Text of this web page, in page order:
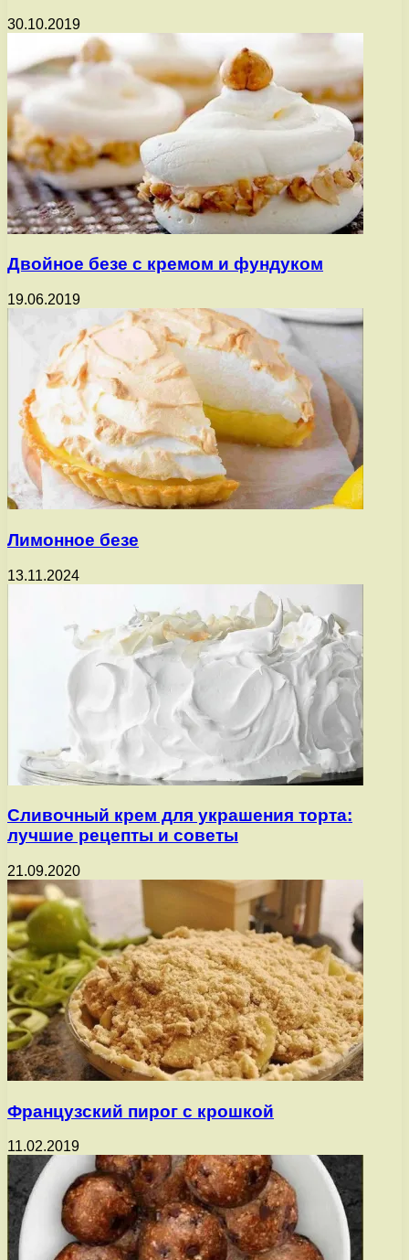
30.10.2019
Двойное безе с кремом и фундуком
19.06.2019
Лимонное безе
13.11.2024
Сливочный крем для украшения торта:
лучшие рецепты и советы
21.09.2020
Французский пирог с крошкой
11.02.2019